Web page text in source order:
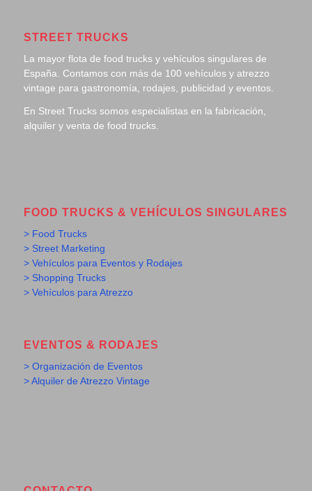
STREET TRUCKS
La mayor flota de food trucks y vehículos singulares de
España. Contamos con más de 100 vehículos y atrezzo
vintage para gastronomía, rodajes, publicidad y eventos.
En Street Trucks somos especialistas en la fabricación,
alquiler y venta de food trucks.
FOOD TRUCKS & VEHÍCULOS SINGULARES
> Food Trucks
> Street Marketing
> Vehículos para Eventos y Rodajes
> Shopping Trucks
> Vehículos para Atrezzo
EVENTOS & RODAJES
> Organización de Eventos
> Alquiler de Atrezzo Vintage